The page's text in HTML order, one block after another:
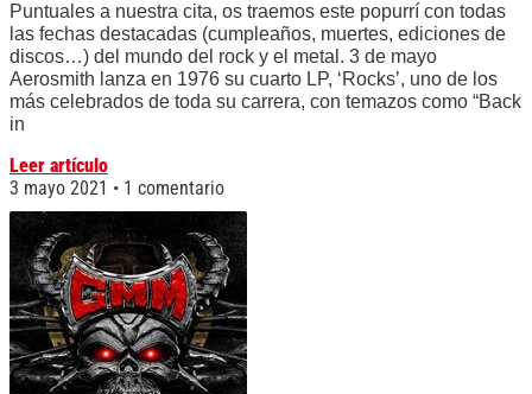
Puntuales a nuestra cita, os traemos este popurrí con todas
las fechas destacadas (cumpleaños, muertes, ediciones de
discos…) del mundo del rock y el metal. 3 de mayo
Aerosmith lanza en 1976 su cuarto LP, ‘Rocks’, uno de los
más celebrados de toda su carrera, con temazos como “Back
in
Leer artículo
3 mayo 2021
1 comentario